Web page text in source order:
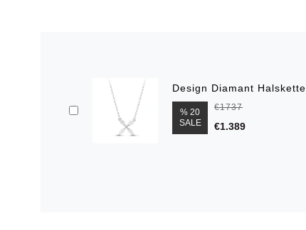
Design Diamant Halskette
% 20
SALE
€1737
€1.389